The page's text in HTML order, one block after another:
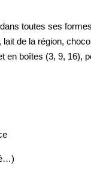
toutes ses
de la région,
en boîtes (3, 9, 16),